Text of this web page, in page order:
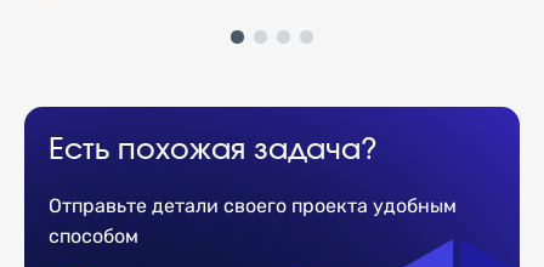
Есть похожая задача?
Отправьте детали своего проекта удобным
способом